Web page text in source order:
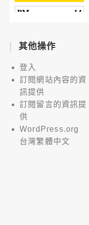
其他操作
登入
訂閱網站內容的資
訊提供
訂閱留言的資訊提
供
WordPress.org
台灣繁體中文